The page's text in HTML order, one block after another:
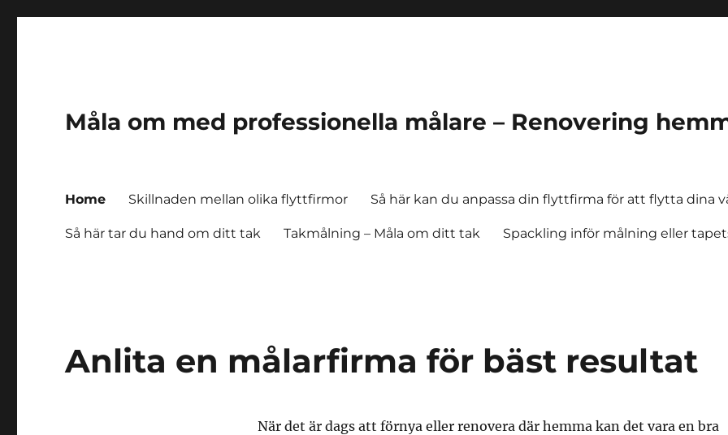
Måla om med professionella målare – Renovering
Home Skillnaden mellan olika flyttfirmor Så här kan du anpassa din flyttfirma för att flytta dina
Så här tar du hand om ditt tak Takmålning – Måla om ditt tak Spackling inför målning eller
Anlita en målarfirma för bäst resultat
När det är dags att förnya eller renovera där hemma kan det vara en bra